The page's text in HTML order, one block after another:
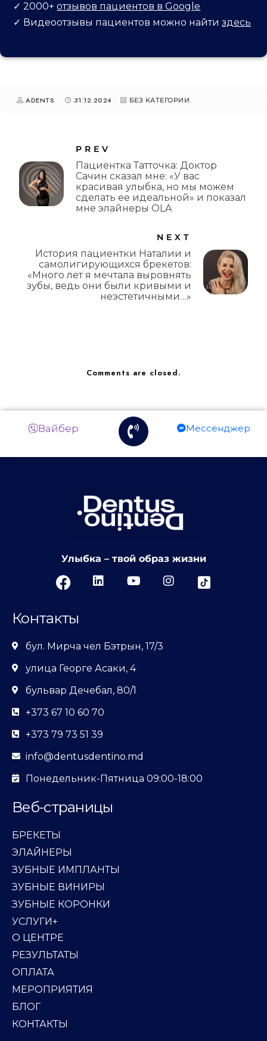
✓ 2000+отзывов пациентов в Google
✓ Видеоотзывы пациентов можно найтиздесь
ADENTS 31.12.2024 БЕЗ КАТЕГОРИИ
PREV
Пациентка Татточка: Доктор
Сачин сказал мне: «У вас
красивая улыбка, но мы можем
сделать ее идеальной» и показал
мне элайнеры OLA
NEXT
История пациентки Наталии и
самолигирующихся брекетов:
«Много лет я мечтала выровнять
зубы, ведь они были кривыми и
неэстетичными…»
Comments are closed.
Вайбер Мессенджер
Улыбка – твой образ жизни
Контакты
бул. Мирча чел Бэтрын, 17/3
улица Георге Асаки, 4
бульвар Дечебал, 80/1
+373 67 10 60 70
+373 79 73 51 39
info@dentusdentino.md
Понедельник-Пятница 09:00-18:00
Веб-страницы
БРЕКЕТЫ
ЭЛАЙНЕРЫ
ЗУБНЫЕ ИМПЛАНТЫ
ЗУБНЫЕ ВИНИРЫ
ЗУБНЫЕ КОРОНКИ
УСЛУГИ+
О ЦЕНТРЕ
РЕЗУЛЬТАТЫ
ОПЛАТА
МЕРОПРИЯТИЯ
БЛОГ
КОНТАКТЫ